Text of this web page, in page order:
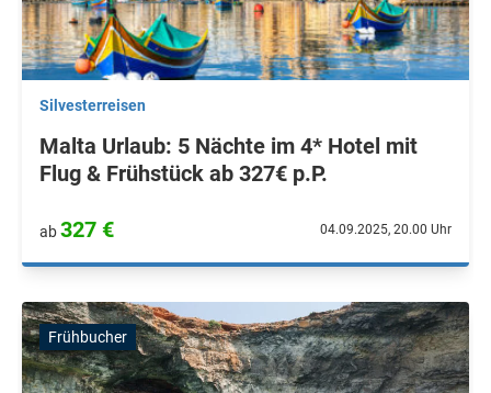
Silvesterreisen
Malta Urlaub: 5 Nächte im 4* Hotel mit
Flug & Frühstück ab 327€ p.P.
ab327 € 04.09.2025, 20.00 Uhr
Frühbucher